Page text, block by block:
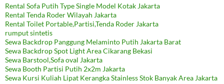
Rental Sofa Putih Type Single Model Kotak Jakarta
Rental Tenda Roder Wilayah Jakarta
Rental Toilet Portable,Partisi,Tenda Roder Jakarta
rumput sintetis
Sewa Backdrop Panggung Melaminto Putih Jakarta Barat
Sewa Backdrop Spot Light Area Cikarang Bekasi
Sewa Barstool,Sofa oval Jakarta
Sewa Booth Partisi Putih 2x2m Jakarta
Sewa Kursi Kuliah Lipat Kerangka Stainless Stok Banyak Area Jakarta